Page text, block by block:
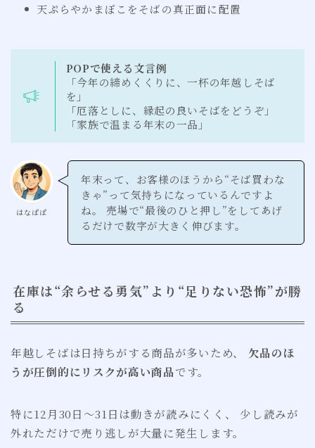
天ぷらやかまぼこをそばの真正面に配置
POPで使える文言例
「今年の締めくくりに、一杯の年越しそば
を」
「厄落としに、縁起の良いそばをどうぞ」
「家族で温まる年末の一品」
はなぱぱ
年末って、お客様のほうから“そば買わな
きゃ”って気持ちになっているんですよ
ね。 売場で“最後のひと押し”をしてあげ
るだけで数字が大きく伸びます。
在庫は“余らせる勇気”より“足りない恐怖”が勝
る
年越しそばは日持ちがする商品が多いため、 欠品のほ
うが圧倒的にリスクが高い商品です。
特に12月30日〜31日は動きが読みにくく、 少し読みが
外れただけで売り逃しが大量に発生します。